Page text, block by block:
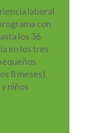
laboral
con
los 36
en los tres
8 meses),
niños